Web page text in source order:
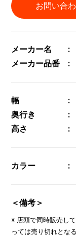
お問い合
メーカー名
メーカー品番
幅
奥行き
高さ
カラー
＜備考＞
※ 店頭で同時販売し
っては売り切れとな